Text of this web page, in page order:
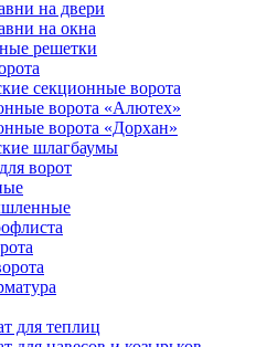
на двери
на окна
решетки
секционные ворота
ворота «Алютех»
ворота «Дорхан»
шлагбаумы
ворот
для теплиц